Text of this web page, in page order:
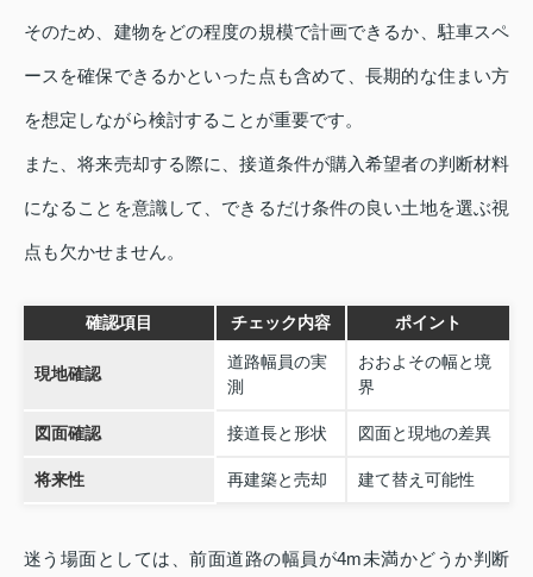
そのため、建物をどの程度の規模で計画できるか、駐車スペ
ースを確保できるかといった点も含めて、長期的な住まい方
を想定しながら検討することが重要です。
また、将来売却する際に、接道条件が購入希望者の判断材料
になることを意識して、できるだけ条件の良い土地を選ぶ視
点も欠かせません。
確認項目 チェック内容 ポイント
現地確認
道路幅員の実
測
おおよその幅と境
界
図面確認 接道長と形状 図面と現地の差異
将来性 再建築と売却 建て替え可能性
迷う場面としては、前面道路の幅員が4m未満かどうか判断